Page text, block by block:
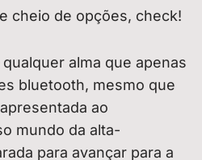
cheio de opções, check!
alma que apenas
bluetooth, mesmo que
ao
mundo da alta-
para avançar para a